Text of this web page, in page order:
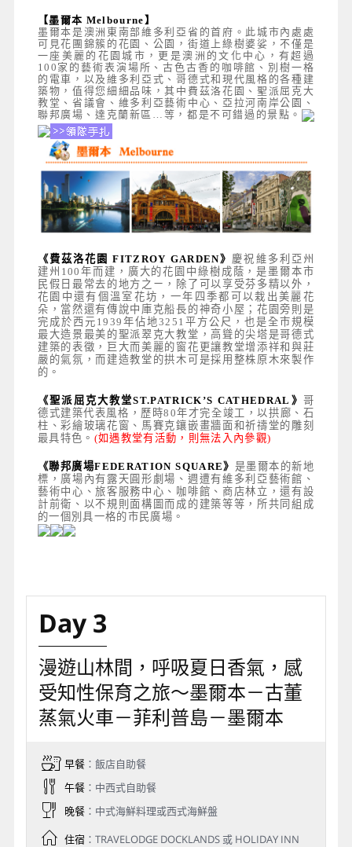
【墨爾本 Melbourne】
墨爾本是澳洲東南部維多利亞省的首府。此城市內處處
可見花團錦簇的花園、公園，街道上綠樹婆娑，不僅是
一座美麗的花園城市，更是澳洲的文化中心，有超過
100家的藝術表演場所、古色古香的咖啡館、別樹一格
的電車，以及維多利亞式、哥德式和現代風格的各種建
築物，值得您細細品味，其中費茲洛花園、聖派屈克大
教堂、省議會、維多利亞藝術中心、亞拉河南岸公園、
聯邦廣場、達克蘭新區…等，都是不可錯過的景點。
《費茲洛花園 FITZROY GARDEN》 慶祝維多利亞州
建州100年而建，廣大的花園中綠樹成蔭，是墨爾本市
民假日最常去的地方之ㄧ，除了可以享受芬多精以外，
花園中還有個溫室花坊，一年四季都可以栽出美麗花
朵，當然還有傳說中庫克船長的神奇小屋；花園旁則是
完成於西元1939年佔地3251平方公尺，也是全市規模
最大造景最美的聖派翠克大教堂，高聳的尖塔是哥德式
建築的表徵，巨大而美麗的窗花更讓教堂增添祥和與莊
嚴的氣氛，而建造教堂的拱木可是採用整株原木來製作
的。
《聖派屈克大教堂ST.PATRICK’S CATHEDRAL》 哥
德式建築代表風格，歷時80年才完全竣工 ，以拱廊、石
柱、彩繪玻璃花窗、馬賽克鑲嵌畫牆面和祈禱堂的雕刻
最具特色。 (如遇教堂有活動 ， 則無法入內參觀)
《聯邦廣場FEDERATION SQUARE》 是墨爾本的新地
標， 廣場內有露天圓形劇場、週遭有維多利亞藝術館、
藝術中心、旅客服務中心、咖啡館、商店林立，還有設
計前衛、以不規則面構圖而成的建築等等，所共同組成
的一個別具一格的市民廣場。
Day 3
漫遊山林間，呼吸夏日香氣，感
受知性保育之旅～墨爾本－古董
蒸氣火車－菲利普島－墨爾本
早餐：飯店自助餐
午餐：中西式自助餐
晚餐：中式海鮮料理或西式海鮮盤
住宿：TRAVELODGE DOCKLANDS 或 HOLIDAY INN